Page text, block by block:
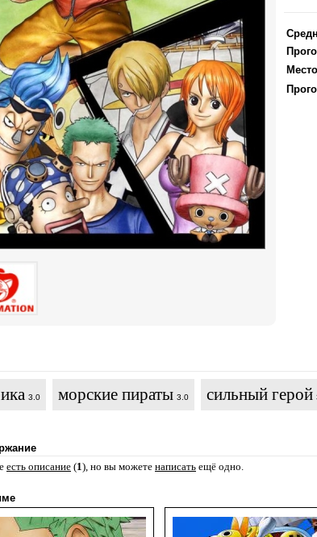
3.0 морские пираты 3.0 сильный герой
есть описание (1), но вы можете написать ещё одно.